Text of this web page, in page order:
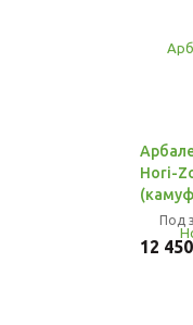
Hori-
Под
12 450